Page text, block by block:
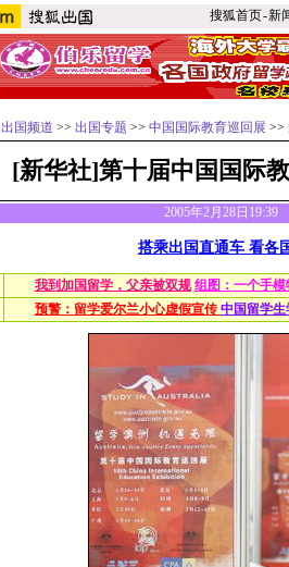
搜狐首页-新
出国频道 >> 出国专题 >> 中国国际教育巡回展 >>
[新华社]第十届中国国际
2005年2月28日
搭乘出国直通车 看各
我到加国留学，父亲被双规 组图：一个手
预警：留学爱尔兰小心虚假宣传 中国留学